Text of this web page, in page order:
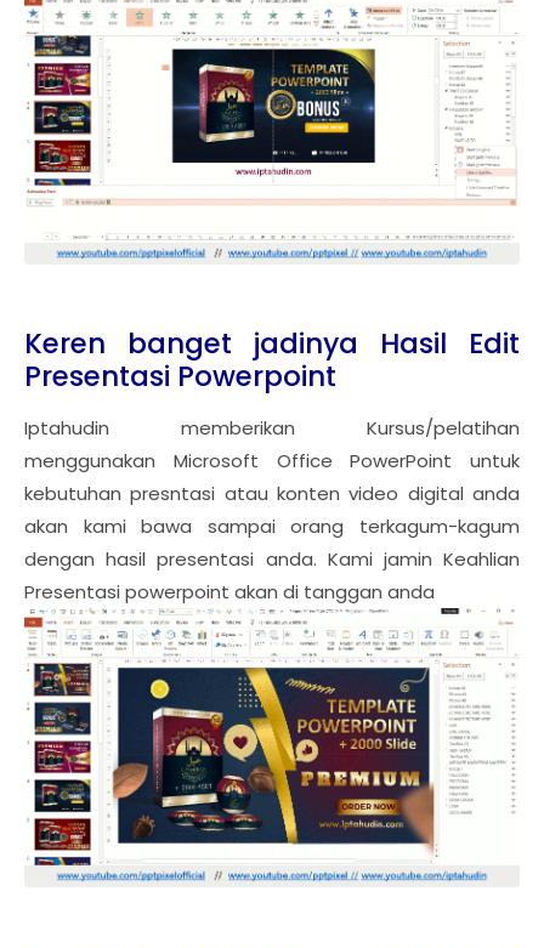
Keren banget jadinya Hasil Edit
Presentasi Powerpoint
Iptahudin memberikan Kursus/pelatihan
menggunakan Microsoft Office PowerPoint untuk
kebutuhan presntasi atau konten video digital anda
akan kami bawa sampai orang terkagum-kagum
dengan hasil presentasi anda. Kami jamin Keahlian
Presentasi powerpoint akan di tanggan anda